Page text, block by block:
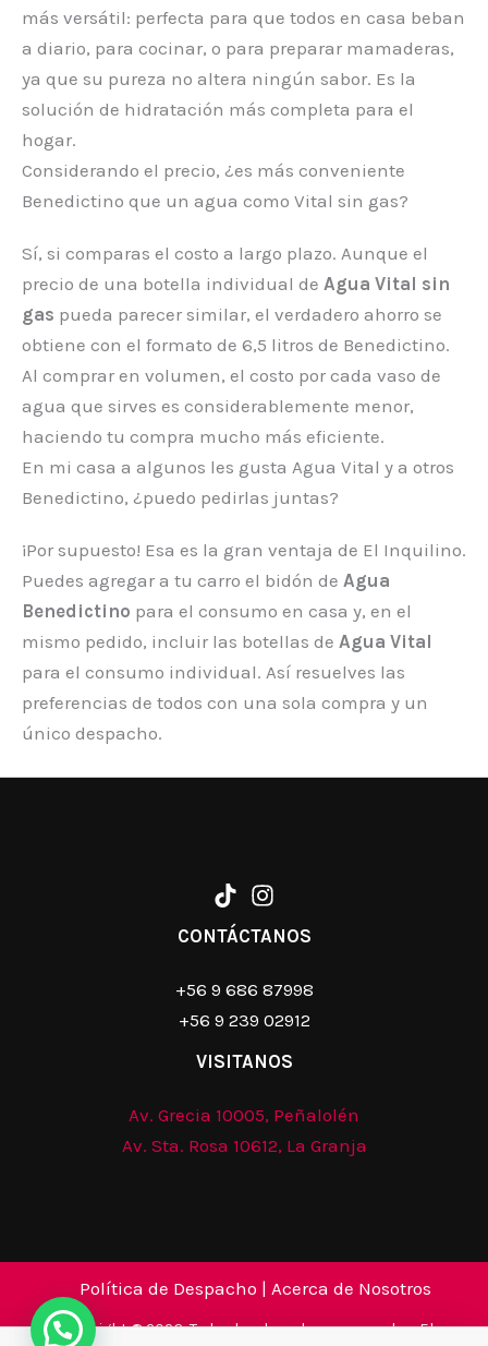
más versátil: perfecta para que todos en casa beban
a diario, para cocinar, o para preparar mamaderas,
ya que su pureza no altera ningún sabor. Es la
solución de hidratación más completa para el
hogar.
Considerando el precio, ¿es más conveniente
Benedictino que un agua como Vital sin gas?
Sí, si comparas el costo a largo plazo. Aunque el
precio de una botella individual de Agua Vital sin
gas pueda parecer similar, el verdadero ahorro se
obtiene con el formato de 6,5 litros de Benedictino.
Al comprar en volumen, el costo por cada vaso de
agua que sirves es considerablemente menor,
haciendo tu compra mucho más eficiente.
En mi casa a algunos les gusta Agua Vital y a otros
Benedictino, ¿puedo pedirlas juntas?
¡Por supuesto! Esa es la gran ventaja de El Inquilino.
Puedes agregar a tu carro el bidón de Agua
Benedictino para el consumo en casa y, en el
mismo pedido, incluir las botellas de Agua Vital
para el consumo individual. Así resuelves las
preferencias de todos con una sola compra y un
único despacho.
CONTÁCTANOS
+56 9 686 87998
+56 9 239 02912
VISITANOS
Av. Grecia 10005, Peñalolén
Av. Sta. Rosa 10612, La Granja
Política de Despacho | Acerca de Nosotros
Copyright © 2026. Todos los derechos reservados. El